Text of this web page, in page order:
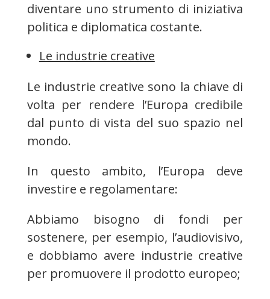
diventare uno strumento di iniziativa
politica e diplomatica costante.
Le industrie creative
Le industrie creative sono la chiave di
volta per rendere l’Europa credibile
dal punto di vista del suo spazio nel
mondo.
In questo ambito, l’Europa deve
investire e regolamentare:
Abbiamo bisogno di fondi per
sostenere, per esempio, l’audiovisivo,
e dobbiamo avere industrie creative
per promuovere il prodotto europeo;